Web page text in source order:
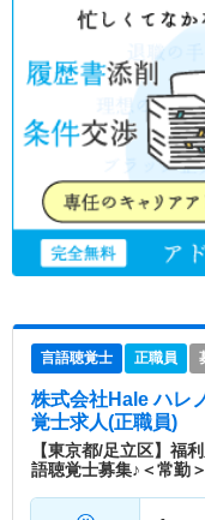
言語聴覚士 正職員
株式会社Hale ハレ
覚士求人(正職員)
【東京都/足立区】福
語聴覚士募集♪＜常勤＞